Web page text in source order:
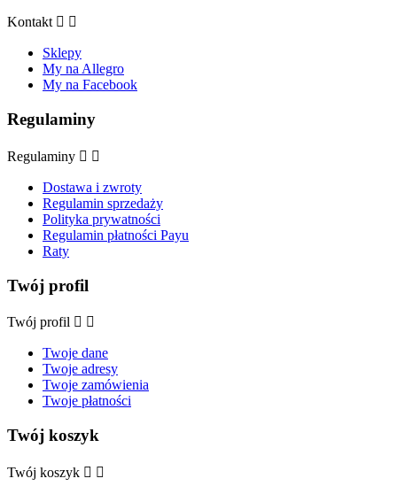
Kontakt  
Sklepy
My na Allegro
My na Facebook
Regulaminy
Regulaminy  
Dostawa i zwroty
Regulamin sprzedaży
Polityka prywatności
Regulamin płatności Payu
Raty
Twój profil
Twój profil  
Twoje dane
Twoje adresy
Twoje zamówienia
Twoje płatności
Twój koszyk
Twój koszyk  